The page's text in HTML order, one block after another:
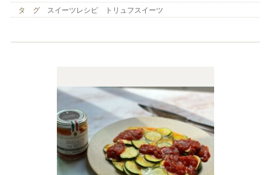
タ グ
スイーツレシピ トリュフスイーツ